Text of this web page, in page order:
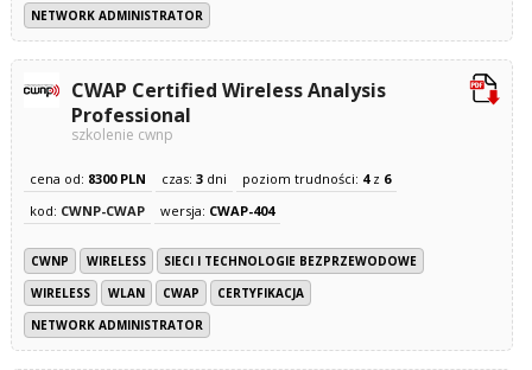
NETWORK ADMINISTRATOR
CWAP Certified Wireless Analysis
Professional
szkolenie cwnp
cena od: 8300 PLN czas: 3dni poziom trudności: 4z 6
kod: CWNP-CWAP wersja: CWAP-404
CWNP WIRELESS
SIECI I TECHNOLOGIE BEZPRZEWODOWE
WIRELESS
WLAN CWAP
CERTYFIKACJA
NETWORK ADMINISTRATOR